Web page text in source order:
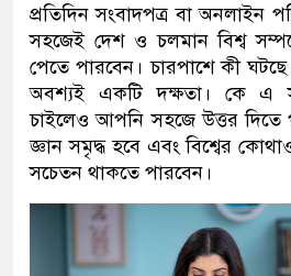
প্রতিদিন সংবাদপত্র বা অনলাইন
সহজেই দেশ ও চলমান বিশ্ব
পেতে পারবেন। চারপাশে কী ঘটছে
অবশ্যই একটি দক্ষতা। কে এ
চাইলেও আপনি সহজে উত্তর
জ্ঞান সমৃদ্ধ হবে এবং বিশ্বের
সচেতন থাকতে পারবেন।